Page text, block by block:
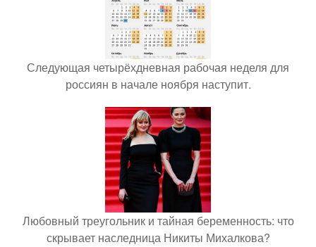
Следующая четырёхдневная рабочая неделя для
россиян в начале ноября наступит.
Любовный треугольник и тайная беременность: что
скрывает наследница Никиты Михалкова?